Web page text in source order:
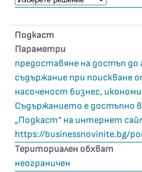
Подкаст
Параметри
предоставяне на достъп до
съдържание при поискване
насоченост бизнес,
Съдържанието е достъпно в
„Подкаст“ на интернет
https://businessnovinite.bg/
Териториален обхват
неограничен